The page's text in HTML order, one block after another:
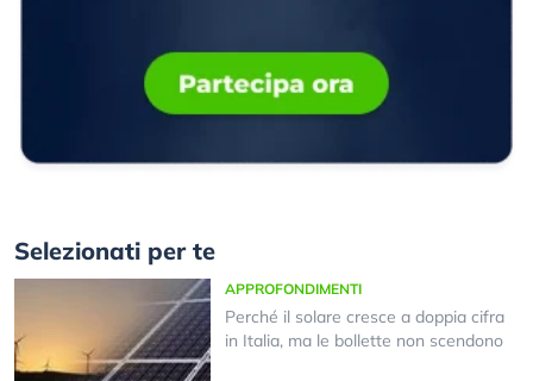
Selezionati per te
APPROFONDIMENTI
Perché il solare cresce a doppia cifra
in Italia, ma le bollette non scendono